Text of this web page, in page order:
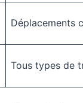
Déplacements
Tous types de